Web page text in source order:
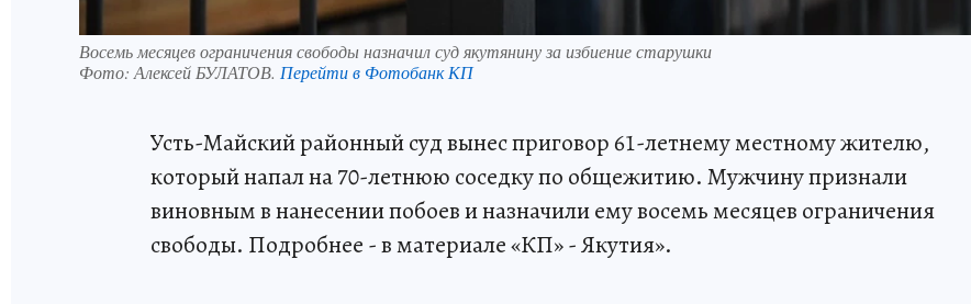
Восемь месяцев ограничения свободы назначил суд якутянину за избиение старушки
Фото: Алексей БУЛАТОВ. Перейти в Фотобанк КП
Усть-Майский районный суд вынес приговор 61-летнему местному жителю,
который напал на 70-летнюю соседку по общежитию. Мужчину признали
виновным в нанесении побоев и назначили ему восемь месяцев ограничения
свободы. Подробнее - в материале «КП» - Якутия».